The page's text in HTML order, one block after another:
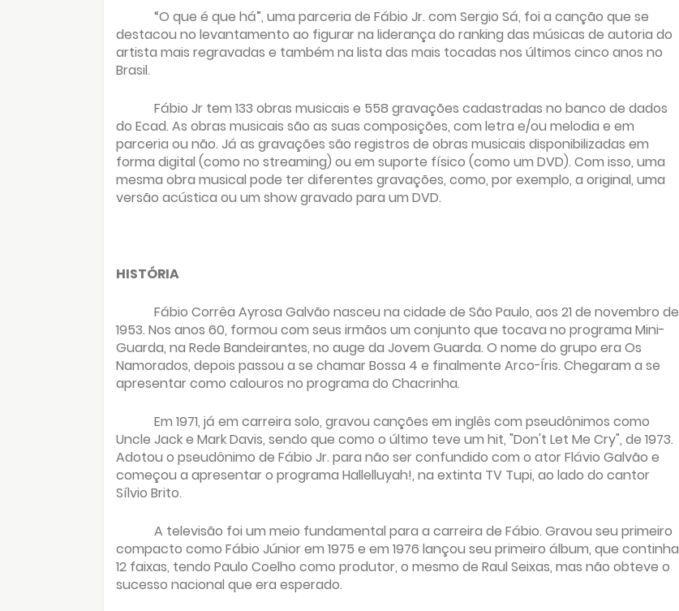
“O que é que há”, uma parceria de Fábio Jr. com Sergio Sá, foi a canção que se
destacou no levantamento ao figurar na liderança do ranking das músicas de autoria do
artista mais regravadas e também na lista das mais tocadas nos últimos cinco anos no
Brasil.
Fábio Jr tem 133 obras musicais e 558 gravações cadastradas no banco de dados
do Ecad. As obras musicais são as suas composições, com letra e/ou melodia e em
parceria ou não. Já as gravações são registros de obras musicais disponibilizadas em
forma digital (como no streaming) ou em suporte físico (como um DVD). Com isso, uma
mesma obra musical pode ter diferentes gravações, como, por exemplo, a original, uma
versão acústica ou um show gravado para um DVD.
HISTÓRIA
Fábio Corrêa Ayrosa Galvão nasceu na cidade de São Paulo, aos 21 de novembro de
1953. Nos anos 60, formou com seus irmãos um conjunto que tocava no programa Mini-
Guarda, na Rede Bandeirantes, no auge da Jovem Guarda. O nome do grupo era Os
Namorados, depois passou a se chamar Bossa 4 e finalmente Arco-Íris. Chegaram a se
apresentar como calouros no programa do Chacrinha.
Em 1971, já em carreira solo, gravou canções em inglês com pseudônimos como
Uncle Jack e Mark Davis, sendo que como o último teve um hit, "Don't Let Me Cry", de 1973.
Adotou o pseudônimo de Fábio Jr. para não ser confundido com o ator Flávio Galvão e
começou a apresentar o programa Hallelluyah!, na extinta TV Tupi, ao lado do cantor
Sílvio Brito.
A televisão foi um meio fundamental para a carreira de Fábio. Gravou seu primeiro
compacto como Fábio Júnior em 1975 e em 1976 lançou seu primeiro álbum, que continha
12 faixas, tendo Paulo Coelho como produtor, o mesmo de Raul Seixas, mas não obteve o
sucesso nacional que era esperado.